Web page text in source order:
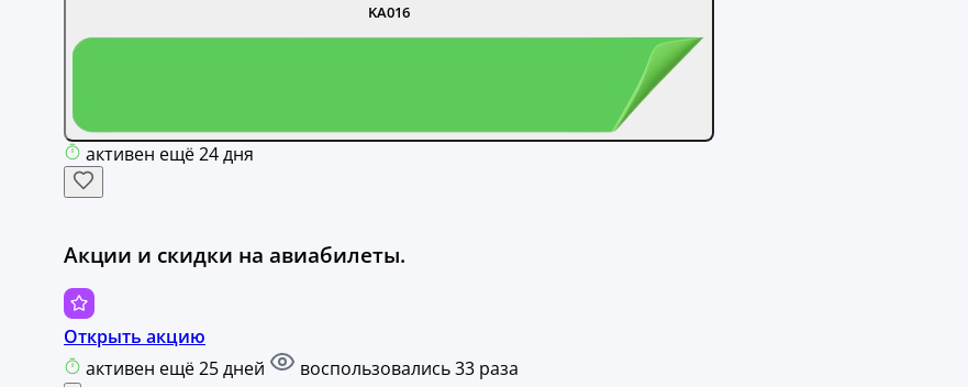
KA016
активен ещё 24 дня
Акции и скидки на авиабилеты.
Открыть акцию
активен ещё 25 дней
воспользовались 33 раза